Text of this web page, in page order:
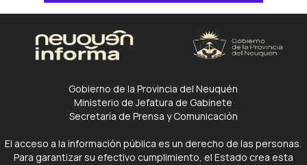
Gobierno de la Provincia del Neuquén
Ministerio de Jefatura de Gabinete
Secretaría de Prensa y Comunicación
El acceso a la información pública es un derecho de las personas.
Para garantizar su efectivo cumplimiento, el Estado crea esta